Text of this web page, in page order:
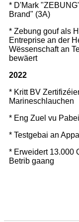
* D'Mark
Brand" (3A)
* Zebung gouf als
Entreprise an der
Wëssenschaft an
bewäert
2022
* Kritt BV
Marineschlauchen
* Eng Zuel vu
* Testgebai an
* Erweidert 13.000
Betrib gaang